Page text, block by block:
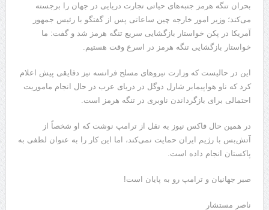
بحران تنگه هرمز جنبه‌های حیاتی تجارت دریایی در جهان را برجسته
می‌کند؛ وزیر امور خارجه چین ساعاتی پس از گفتگو با رئیس جمهور
آمریکا در پکن خواستار بازگشایی سریع تنگه هرمز شد و گفت: ما
خواستار بازگشایی تنگه هرمز در اسرع وقت هستیم.
این در حالیست که وزارت نیروهای مسلح فرانسه نیز دقایقی پیش اعلام
کرد که ناو هواپیمابر شارل دوگل در دریای عرب در حال انجام ماموریت
احتمالی برای بازگرداندن ناوبری در تنگه هرمز است.
در همین حال فاکس نیوز به نقل از ترامپ نوشت که او شخصاً از
آتش‌بس با رژیم ایران حمایت نمی‌کند، اما این کار را به عنوان لطفی به
پاکستان انجام داده است.
صبر جهانیان و ترامپ رو به پایان است!
ناصر مستشار